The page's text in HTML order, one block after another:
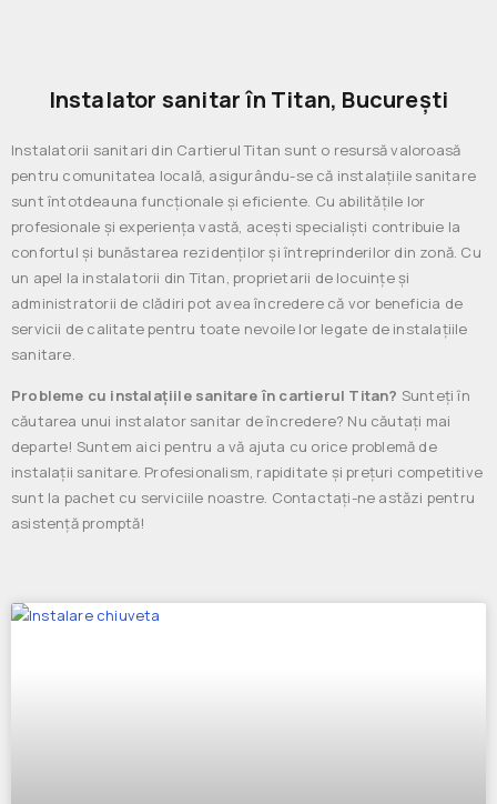
Instalator sanitar în Titan, București
Instalatorii sanitari din Cartierul Titan sunt o resursă valoroasă
pentru comunitatea locală, asigurându-se că instalațiile sanitare
sunt întotdeauna funcționale și eficiente. Cu abilitățile lor
profesionale și experiența vastă, acești specialiști contribuie la
confortul și bunăstarea rezidenților și întreprinderilor din zonă. Cu
un apel la instalatorii din Titan, proprietarii de locuințe și
administratorii de clădiri pot avea încredere că vor beneficia de
servicii de calitate pentru toate nevoile lor legate de instalațiile
sanitare.
Probleme cu instalațiile sanitare în cartierul Titan? Sunteți în
căutarea unui instalator sanitar de încredere? Nu căutați mai
departe! Suntem aici pentru a vă ajuta cu orice problemă de
instalații sanitare. Profesionalism, rapiditate și prețuri competitive
sunt la pachet cu serviciile noastre. Contactați-ne astăzi pentru
asistență promptă!